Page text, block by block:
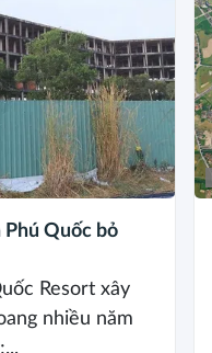
Quốc bỏ
Resort xây
nhiều năm